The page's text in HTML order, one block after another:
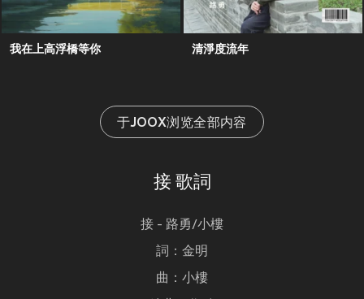
我在上高浮橋等你 清淨度流年
于JOOX浏览全部内容
接 歌詞
接 - 路勇/小樓
詞：金明
曲：小樓